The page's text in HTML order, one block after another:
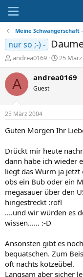
Meine Schwangerschaft
nur so ;-) -
E
r
s
t
e
r
andrea0169
E
r
s
t
a
25
A andrea0169
Guest
25 März 2004
Guten Morgen Ihr
Drückt mir heute
dann habe ich wieder
liegt das Wurm ja
obs ein Bub oder ein
megasauer über den
hingestreckt :rofl
....und wir würden es
wissen...... :-D
Ansonsten gibt es
bequatschen. Zum
oft nachts kotzeübel.
Langsam aber sicher